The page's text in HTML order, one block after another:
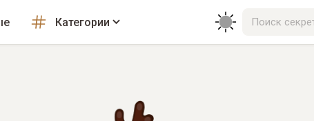
Категории